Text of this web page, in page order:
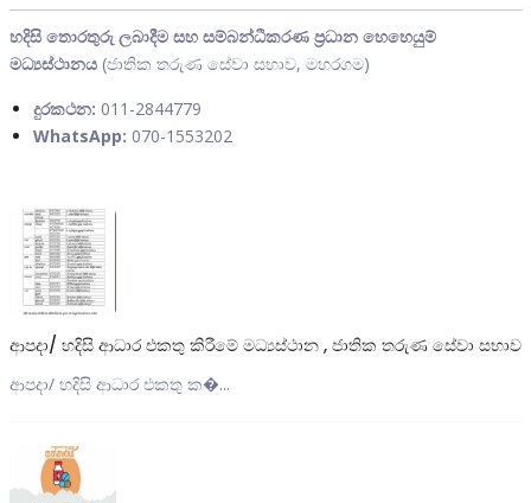
හදිසි තොරතුරු ලබාදීම සහ සම්බන්ධීකරණ ප්‍රධාන හෙහෙයුම්
මධ්‍යස්ථානය(ජාතික තරුණ සේවා සභාව, මහරගම)
දුරකථන: 011-2844779
WhatsApp: 070-1553202
ආපදා/ හදිසි ආධාර එකතු කිරීමේ මධ්‍යස්ථාන , ජාතික තරුණ සේවා සභාව
ආපදා/ හදිසි ආධාර එකතු ක�...